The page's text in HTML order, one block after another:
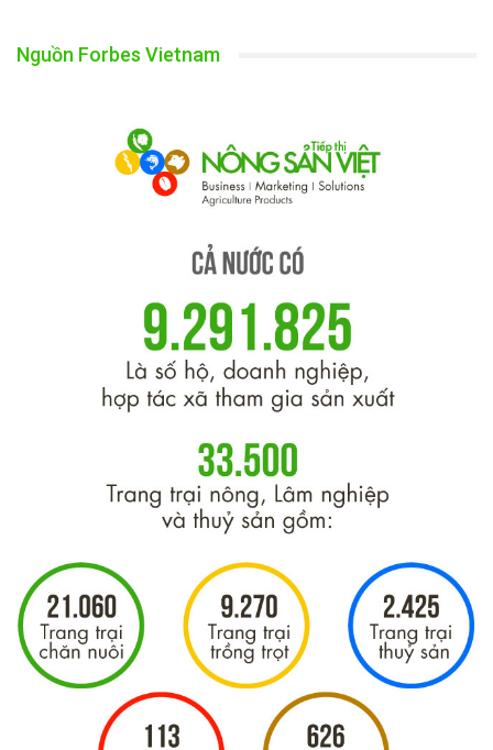
Nguồn Forbes Vietnam